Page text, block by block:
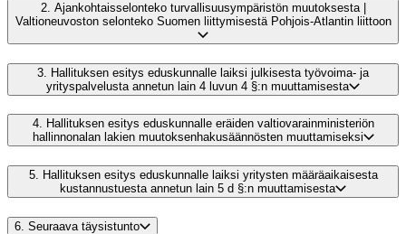
2. Ajankohtaisselonteko turvallisuusympäristön muutoksesta |
Valtioneuvoston selonteko Suomen liittymisestä Pohjois-Atlantin liittoon
3. Hallituksen esitys eduskunnalle laiksi julkisesta työvoima- ja
yrityspalvelusta annetun lain 4 luvun 4 §:n muuttamisesta
4. Hallituksen esitys eduskunnalle eräiden valtiovarainministeriön
hallinnonalan lakien muutoksenhakusäännösten muuttamiseksi
5. Hallituksen esitys eduskunnalle laiksi yritysten määräaikaisesta
kustannustuesta annetun lain 5 d §:n muuttamisesta
6. Seuraava täysistunto